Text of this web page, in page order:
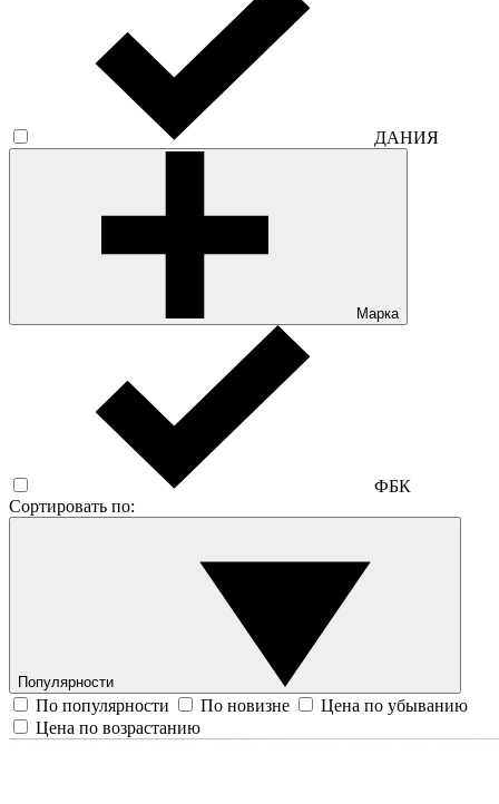
ДАНИЯ
Марка
ФБК
Сортировать по:
Популярности
По популярности По новизне
Цена по убыванию
Цена по возрастанию